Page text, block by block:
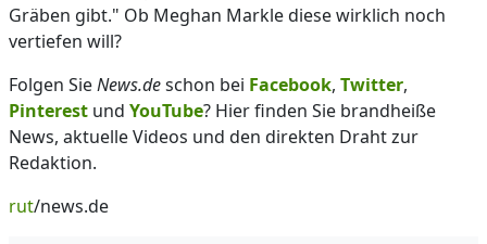
Gräben gibt." Ob Meghan Markle diese wirklich noch
vertiefen will?
Folgen SieNews.deschon bei Facebook, Twitter,
Pinterest und YouTube? Hier finden Sie brandheiße
News, aktuelle Videos und den direkten Draht zur
Redaktion.
rut/news.de